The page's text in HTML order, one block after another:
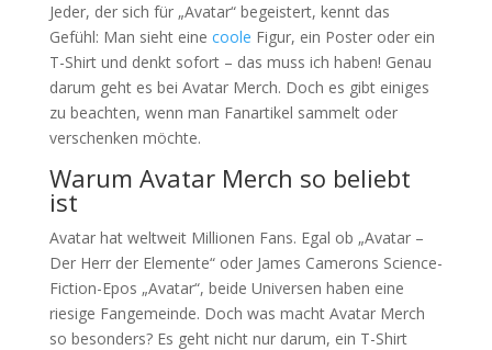
Jeder, der sich für „Avatar“ begeistert, kennt das
Gefühl: Man sieht eine coole Figur, ein Poster oder ein
T-Shirt und denkt sofort – das muss ich haben! Genau
darum geht es bei Avatar Merch. Doch es gibt einiges
zu beachten, wenn man Fanartikel sammelt oder
verschenken möchte.
Warum Avatar Merch so beliebt
ist
Avatar hat weltweit Millionen Fans. Egal ob „Avatar –
Der Herr der Elemente“ oder James Camerons Science-
Fiction-Epos „Avatar“, beide Universen haben eine
riesige Fangemeinde. Doch was macht Avatar Merch
so besonders? Es geht nicht nur darum, ein T-Shirt